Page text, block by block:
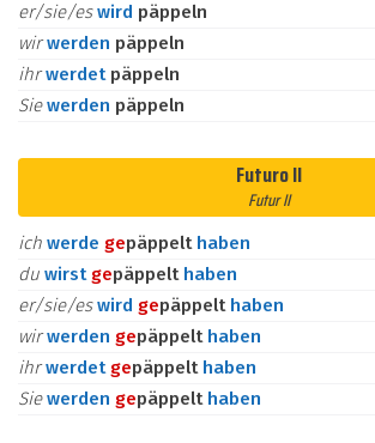
er/sie/eswird päppeln
wirwerden päppeln
ihrwerdet päppeln
Siewerden päppeln
Futuro II
Futur II
ich werde gepäppelt haben
du wirst gepäppelt haben
er/sie/eswird gepäppelt haben
wirwerden gepäppelt haben
ihrwerdet gepäppelt haben
Siewerden gepäppelt haben